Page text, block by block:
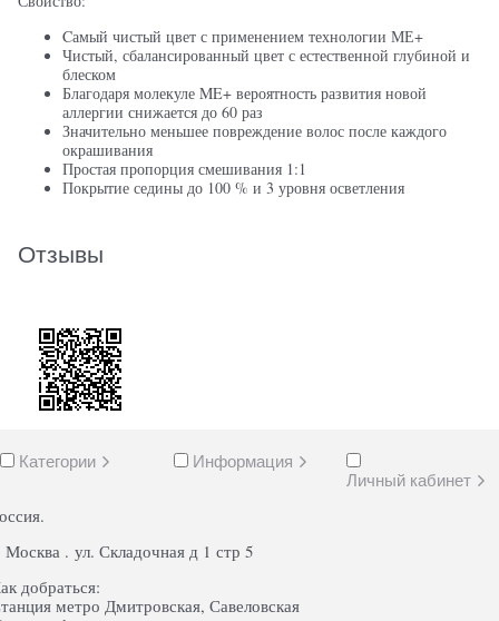
Cамый чистый цвет с применением технологии МЕ+
Чистый, сбалансированный цвет с естественной глубиной и
блеском
Благодаря молекуле ME+ вероятность развития новой
аллергии снижается до 60 раз
Значительно меньшее повреждение волос после каждого
окрашивания
Простая пропорция смешивания 1:1
Покрытие седины до 100 % и 3 уровня осветления
Отзывы
Категории
Информация
Личный кабинет
Москва . ул. Складочная д 1 стр 5
добраться:
метро Дмитровская, Савеловская